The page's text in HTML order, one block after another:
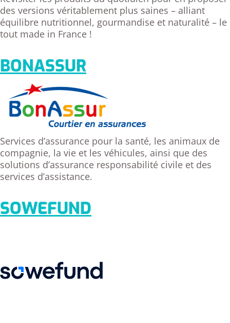
des versions véritablement plus saines – alliant
équilibre nutritionnel, gourmandise et naturalité – le
tout made in France !
BONASSUR
Services d’assurance pour la santé, les animaux de
compagnie, la vie et les véhicules, ainsi que des
solutions d’assurance responsabilité civile et des
services d’assistance.
SOWEFUND